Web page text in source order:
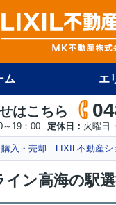
ム エ
はこちら
～19：00 定休日： 火曜日
入・売却｜LIXIL不動産
イン高海の駅